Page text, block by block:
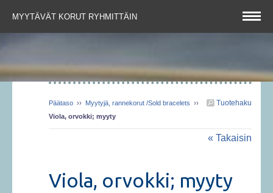
MYYTÄVÄT KORUT RYHMITTÄIN
Tuotehaku
Päätaso ›› Myytyjä, rannekorut /Sold bracelets ››
Viola, orvokki; myyty
« Takaisin
Viola, orvokki; myyty